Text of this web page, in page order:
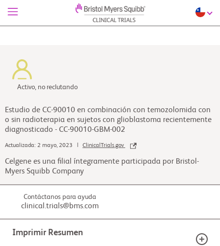
Activo, no reclutando
Estudio de CC-90010 en combinación con temozolomida con
o sin radioterapia en sujetos con glioblastoma recientemente
diagnosticado - CC-90010-GBM-002
Actualizada: 2 mayo, 2023 | ClinicalTrials.gov
Celgene es una filial íntegramente participada por Bristol-
Myers Squibb Company
Contáctanos para ayuda
clinical.trials@bms.com
Imprimir Resumen